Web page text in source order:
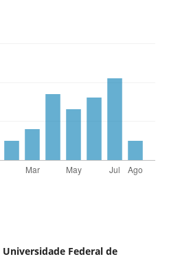
Universidade Federal de